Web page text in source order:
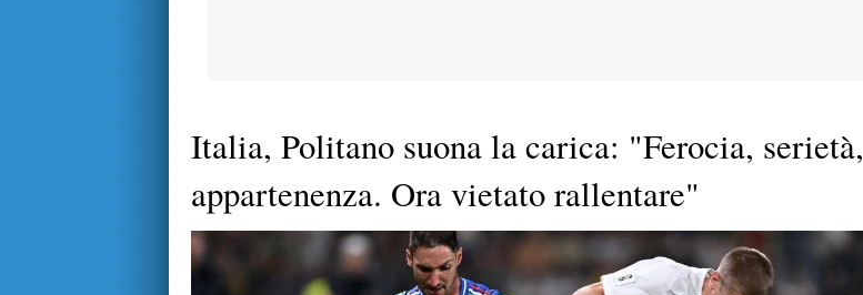
Italia, Politano suona la carica: "Ferocia, serietà,
appartenenza. Ora vietato rallentare"